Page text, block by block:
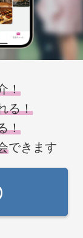
！
る！
！
できます